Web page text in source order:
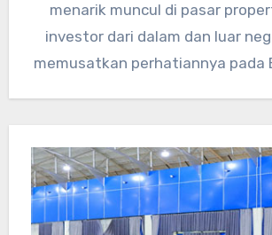
menarik muncul di pasar
investor dari dalam dan luar
memusatkan perhatiannya pada